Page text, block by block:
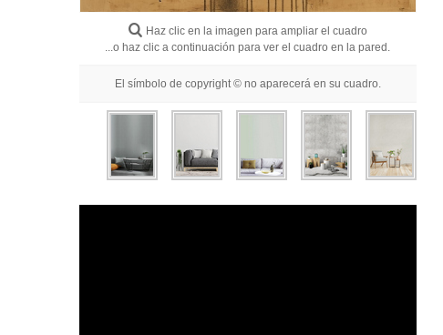
Haz clic en la imagen para ampliar el cuadro
...o haz clic a continuación para ver el cuadro en la pared.
El símbolo de copyright © no aparecerá en su cuadro.